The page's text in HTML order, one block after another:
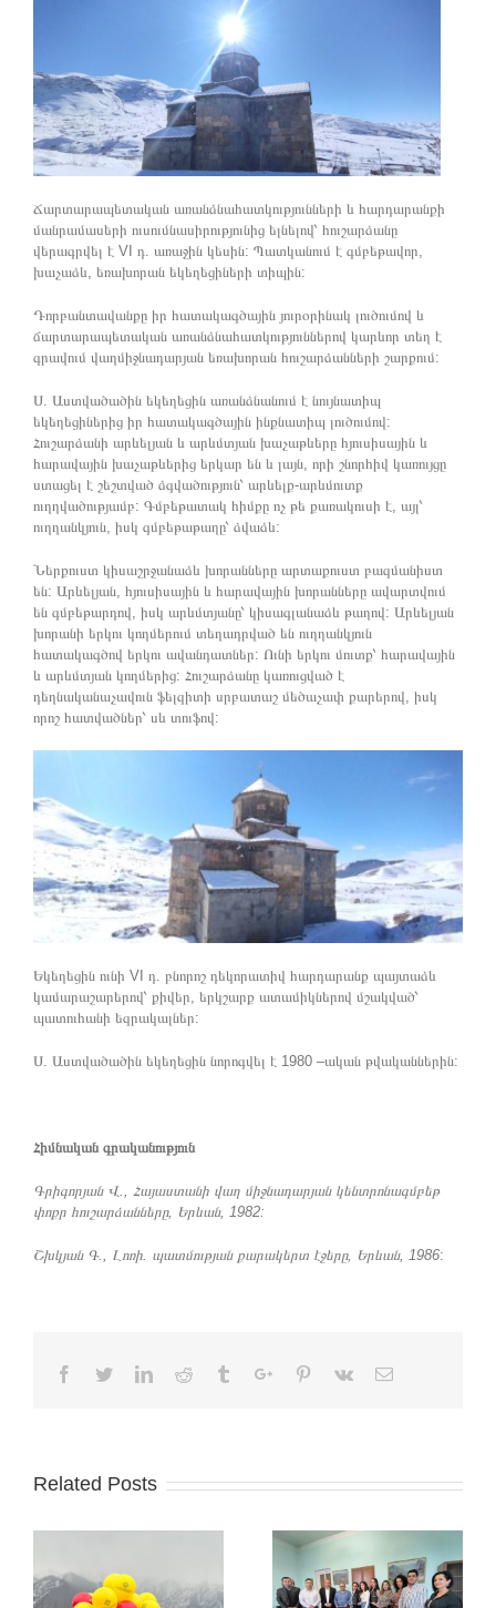
Ճարտարապետական առանձնահատկությունների և հարդարանքի
մանրամասերի ուսումնասիրությունից ելնելով՝ հուշարձանը
վերագրվել է VI դ. առաջին կեսին: Պատկանում է գմբեթավոր,
խաչաձև, եռախորան եկեղեցիների տիպին:
Դորբանտավանքը իր հատակագծային յուրօրինակ լուծումով և
ճարտարապետական առանձնահատկություններով կարևոր տեղ է
գրավում վաղմիջնադարյան եռախորան հուշարձանների շարքում:
Ս. Աստվածածին եկեղեցին առանձնանում է նույնատիպ
եկեղեցիներից իր հատակագծային ինքնատիպ լուծումով:
Հուշարձանի արևելյան և արևմտյան խաչաթևերը հյուսիսային և
հարավային խաչաթևերից երկար են և լայն, որի շնորհիվ կառույցը
ստացել է շեշտված ձգվածություն՝ արևելք-արևմուտք
ուղղվածությամբ: Գմբեթատակ հիմքը ոչ թե քառակուսի է, այլ՝
ուղղանկյուն, իսկ գմբեթաթաղը՝ ձվաձև:
Ներքուստ կիսաշրջանաձև խորանները արտաքուստ բազմանիստ
են: Արևելյան, հյուսիսային և հարավային խորանները ավարտվում
են գմբեթարդով, իսկ արևմտյանը՝ կիսագլանաձև թաղով: Արևելյան
խորանի երկու կողմերում տեղադրված են ուղղանկյուն
հատակագծով երկու ավանդատներ: Ունի երկու մուտք՝ հարավային
և արևմտյան կողմերից: Հուշարձանը կառուցված է
դեղնականաչավուն ֆելզիտի սրբատաշ մեծաչափ քարերով, իսկ
որոշ հատվածներ՝ սև տուֆով:
Եկեղեցին ունի VI դ. բնորոշ դեկորատիվ հարդարանք պայտաձև
կամարաշարերով՝ քիվեր, երկշարք ատամիկներով մշակված՝
պատուհանի եզրակալներ:
Ս. Աստվածածին եկեղեցին նորոգվել է 1980 –ական թվականներին:
Հիմնական գրականություն
Գրիգորյան Վ., Հայաստանի վաղ միջնադարյան կենտրոնագմբեթ
փոքր հուշարձանները, Երևան, 1982:
Շխկյան Գ., Լոռի. պատմության քարակերտ էջերը, Երևան, 1986:
Facebook
TwitterLinkedinReddit TumblrGoogle+Pinterest
Vk Email
Related Posts